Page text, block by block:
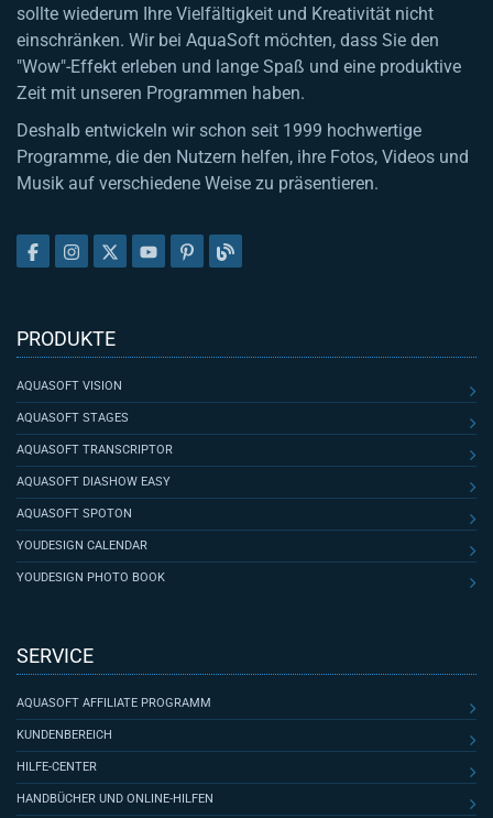
sollte wiederum Ihre Vielfältigkeit und Kreativität nicht
einschränken. Wir bei AquaSoft möchten, dass Sie den
"Wow"-Effekt erleben und lange Spaß und eine produktive
Zeit mit unseren Programmen haben.
Deshalb entwickeln wir schon seit 1999 hochwertige
Programme, die den Nutzern helfen, ihre Fotos, Videos und
Musik auf verschiedene Weise zu präsentieren.
PRODUKTE
AQUASOFT VISION
AQUASOFT STAGES
AQUASOFT TRANSCRIPTOR
AQUASOFT DIASHOW EASY
AQUASOFT SPOTON
YOUDESIGN CALENDAR
YOUDESIGN PHOTO BOOK
SERVICE
AQUASOFT AFFILIATE PROGRAMM
KUNDENBEREICH
HILFE-CENTER
HANDBÜCHER UND ONLINE-HILFEN